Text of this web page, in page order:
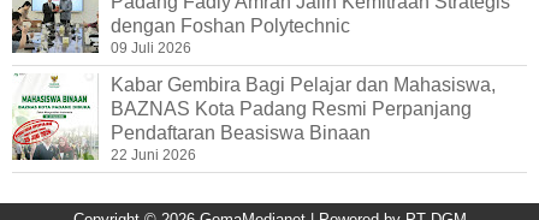
dengan Foshan Polytechnic
09 Juli 2026
Kabar Gembira Bagi Pelajar dan Mahasiswa,
BAZNAS Kota Padang Resmi Perpanjang
Pendaftaran Beasiswa Binaan
22 Juni 2026